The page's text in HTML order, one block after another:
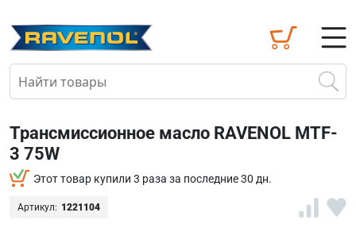
Трансмиссионное масло RAVENOL MTF-
3 75W
Этот товар купили 3 раза за последние 30 дн.
Артикул: 1221104